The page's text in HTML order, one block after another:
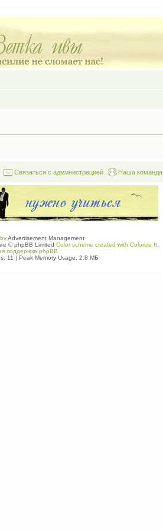
Наша команда
Связаться с администрацией
Advertisement Management
© phpBB Limited Color scheme created with Colorize It
поддержка phpBB
11 | Peak Memory Usage: 2.8 МБ